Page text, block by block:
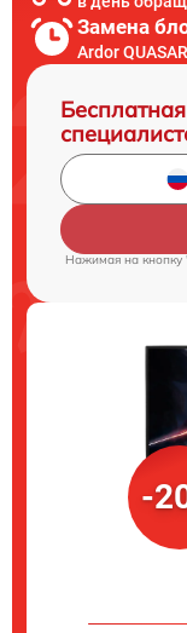
Замена
Ardor
Нажимая на кнопку
-